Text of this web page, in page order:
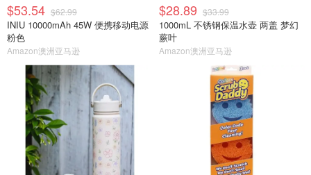
$53.54 $62.99
INIU 10000mAh 45W 便携移动电源
粉色
Amazon澳洲亚马逊
$28.89 $33.99
1000mL 不锈钢保温水壶 两盖 梦幻
蕨叶
Amazon澳洲亚马逊